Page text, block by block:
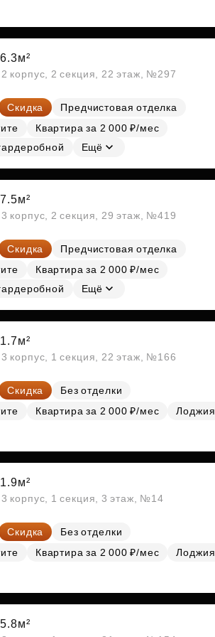
корпус, 2 секция, 22 этаж, №297
Скидка
Предчистовая отделка
Квартира за 2 000 ₽/мес
Ещё
корпус, 2 секция, 29 этаж, №419
Скидка
Предчистовая отделка
Квартира за 2 000 ₽/мес
Ещё
корпус, 1 секция, 22 этаж, №166
Скидка
Без отделки
Квартира за 2 000 ₽/мес
Лоджия
корпус, 1 секция, 3 этаж, №14
Скидка
Без отделки
Квартира за 2 000 ₽/мес
Лоджия